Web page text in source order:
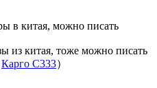
в китая, можно писать
из китая, тоже можно писать
Карго C333）